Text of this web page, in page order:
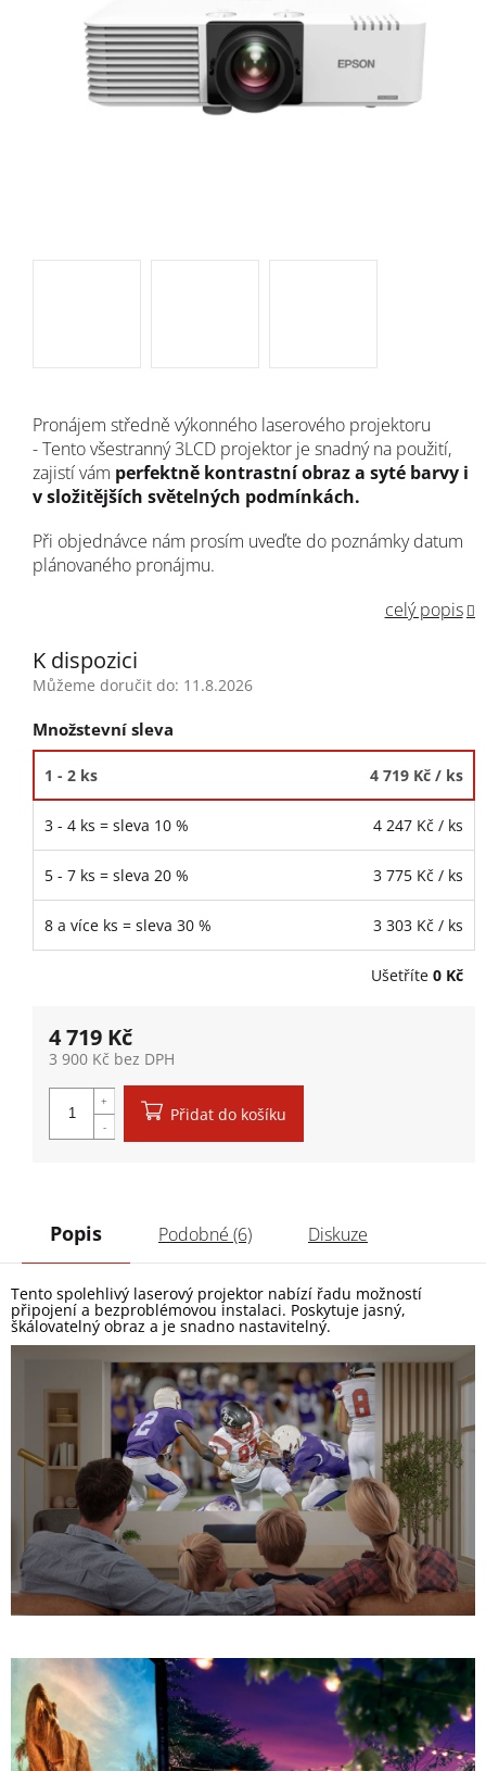
K dispozici
Můžeme doručit do: 11.8.2026
Množstevní sleva
1 - 2 ks 4 719 Kč / ks
3 - 4 ks = sleva 10 % 4 247 Kč / ks
5 - 7 ks = sleva 20 % 3 775 Kč / ks
8 a více ks = sleva 30 % 3 303 Kč / ks
Ušetříte 0 Kč
Pronájem středně výkonného laserového projektoru
-Tento všestranný 3LCD projektor je snadný na použití,
zajistí vám perfektně kontrastní obraz a syté barvy i
v složitějších světelných podmínkách.
Při objednávce nám prosím uveďte do poznámky datum
plánovaného pronájmu.
celý popis
4 719 Kč
3 900 Kč bez DPH
Přidat do košíku
Popis Podobné (6) Diskuze
Tento spolehlivý laserový projektor nabízí řadu možností
připojení a bezproblémovou instalaci. Poskytuje jasný,
škálovatelný obraz a je snadno nastavitelný.